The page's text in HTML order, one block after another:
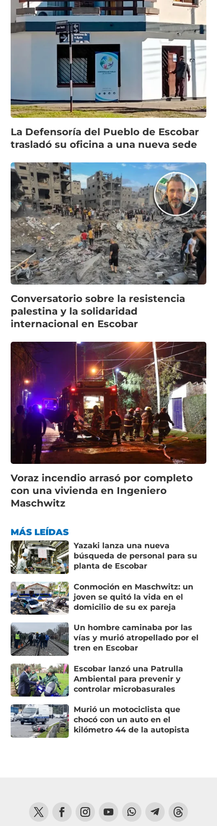
La Defensoría del Pueblo de Escobar
trasladó su oficina a una nueva sede
Conversatorio sobre la resistencia
palestina y la solidaridad
internacional en Escobar
Voraz incendio arrasó por completo
con una vivienda en Ingeniero
Maschwitz
MÁS LEÍDAS
Yazaki lanza una nueva
búsqueda de personal para su
planta de Escobar
Conmoción en Maschwitz: un
joven se quitó la vida en el
domicilio de su ex pareja
Un hombre caminaba por las
vías y murió atropellado por el
tren en Escobar
Escobar lanzó una Patrulla
Ambiental para prevenir y
controlar microbasurales
Murió un motociclista que
chocó con un auto en el
kilómetro 44 de la autopista